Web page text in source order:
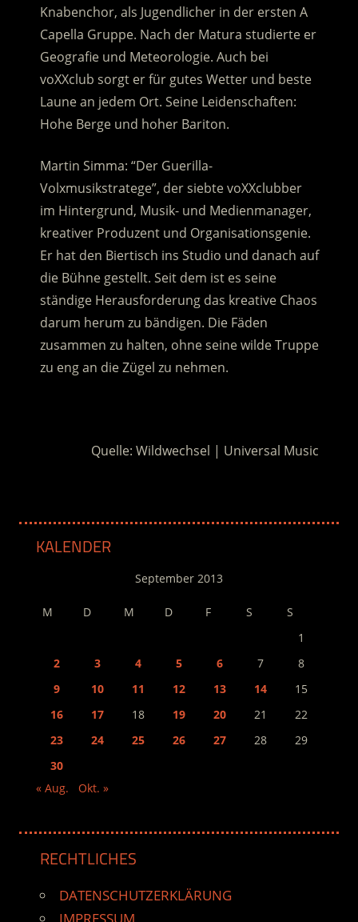
Knabenchor, als Jugendlicher in der ersten A
Capella Gruppe. Nach der Matura studierte er
Geografie und Meteorologie. Auch bei
voXXclub sorgt er für gutes Wetter und beste
Laune an jedem Ort. Seine Leidenschaften:
Hohe Berge und hoher Bariton.
Martin Simma: “Der Guerilla-
Volxmusikstratege”, der siebte voXXclubber
im Hintergrund, Musik- und Medienmanager,
kreativer Produzent und Organisationsgenie.
Er hat den Biertisch ins Studio und danach auf
die Bühne gestellt. Seit dem ist es seine
ständige Herausforderung das kreative Chaos
darum herum zu bändigen. Die Fäden
zusammen zu halten, ohne seine wilde Truppe
zu eng an die Zügel zu nehmen.
Quelle: Wildwechsel | Universal Music
KALENDER
September 2013
M D M D F S
S
1
2
3 4 5 6 7
8
9
10 11 12 13 14
15
16
17 18 19 20 21
22
23
24 25 26 27 28
29
30
« Aug.
Okt. »
RECHTLICHES
DATENSCHUTZERKLÄRUNG
IMPRESSUM